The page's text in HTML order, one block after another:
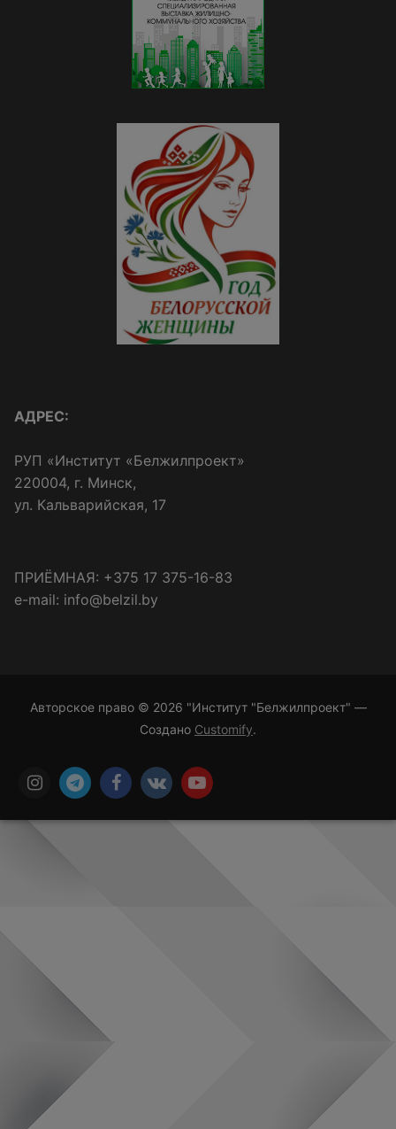
АДРЕС:
РУП «Институт «Белжилпроект»
220004, г. Минск,
ул. Кальварийская, 17
ПРИЁМНАЯ: +375 17 375-16-83
e-mail: info@belzil.by
Авторское право © 2026 "Институт "Белжилпроект" —
Создано Customify.